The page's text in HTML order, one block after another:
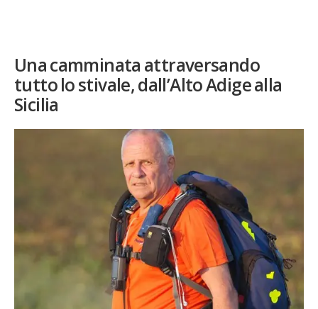
Una camminata attraversando
tutto lo stivale, dall’Alto Adige alla
Sicilia